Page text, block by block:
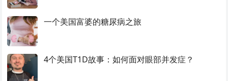
一个美国富婆的糖尿病之旅
4个美国T1D故事：如何面对眼部并发症？